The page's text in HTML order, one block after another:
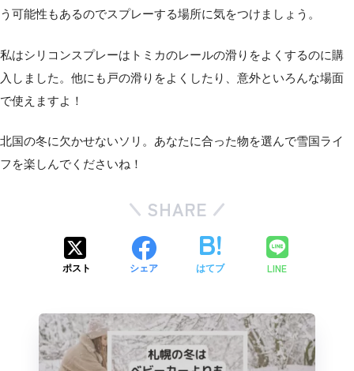
う可能性もあるのでスプレーする場所に気をつけましょう。
私はシリコンスプレーはトミカのレールの滑りをよくするのに購
入しました。他にも戸の滑りをよくしたり、意外といろんな場面
で使えますよ！
北国の冬に欠かせないソリ。あなたに合った物を選んで雪国ライ
フを楽しんでくださいね！
SHARE
ポスト シェア はてブ LINE